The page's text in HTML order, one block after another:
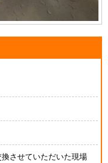
させていただいた現場